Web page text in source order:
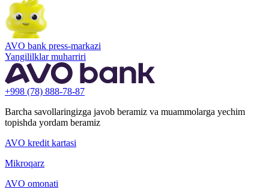
AVO bank press-markazi
Yangililklar muharriri
+998 (78) 888-78-87
Barcha savollaringizga javob beramiz va muammolarga yechim
topishda yordam beramiz
AVO kredit kartasi
Mikroqarz
AVO omonati